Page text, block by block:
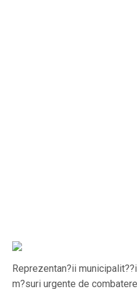
Reprezentan?ii
m?suri urgente de